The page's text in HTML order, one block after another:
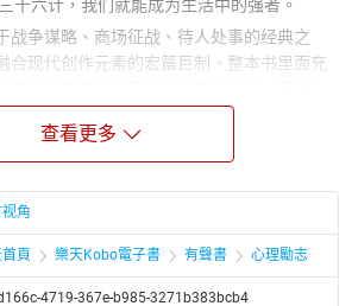
十六计，我们就能成为生活中的强者。
战争谋略、商场征战、待人处事的经典之
合现代创作元素的宏篇巨制。整本书里面充
罢不能的故事，而等你废寝忘食地看完之后
一个个故事那么简单，因为在不知不觉之
三十六计的绝招。
查看更多
角
頁 樂天Kobo電子書 有聲書 心理勵志
4719-367e-b985-3271b383bcb4